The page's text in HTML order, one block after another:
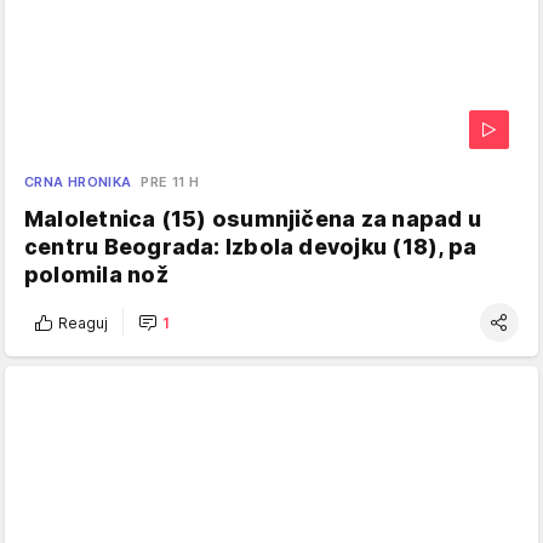
CRNA HRONIKA PRE 11 H
Maloletnica (15) osumnjičena za napad u
centru Beograda: Izbola devojku (18), pa
polomila nož
Reaguj 1